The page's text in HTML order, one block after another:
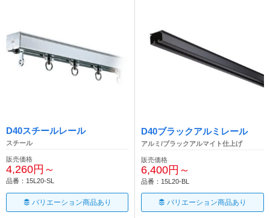
D40スチールレール
スチール
販売価格
4,260円～
品番：15L20-SL
バリエーション商品あり
D40ブラックアルミレール
アルミ/ブラックアルマイト仕上げ
販売価格
6,400円～
品番：15L20-BL
バリエーション商品あり